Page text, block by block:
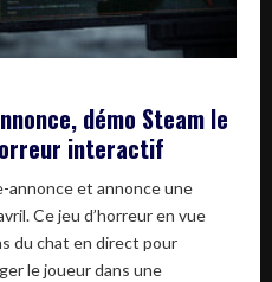
démo Steam le
interactif
annonce et annonce une
Ce jeu d’horreur en vue
du chat en direct pour
le joueur dans une